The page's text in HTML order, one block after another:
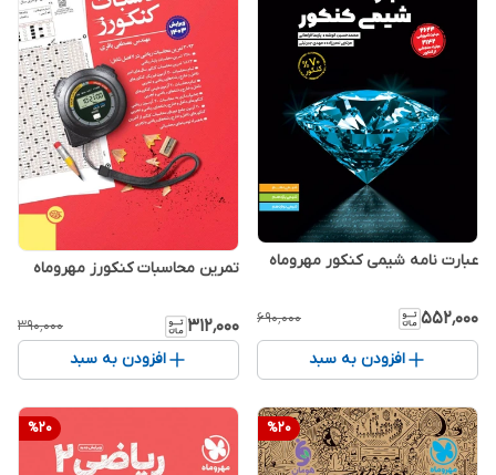
عبارت نامه شیمی کنکور مهروماه
۵۵۲٬۰۰۰ ۶۹۰٬۰۰۰
افزودن به سبد
تمرین محاسبات کنکورز مهروماه
۳۱۲٬۰۰۰ ۳۹۰٬۰۰۰
افزودن به سبد
%20
%20